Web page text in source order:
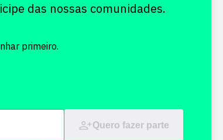
das nossas comunidades.
primeiro.
Quero fazer parte